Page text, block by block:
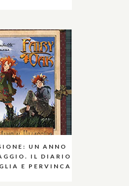
UN ANNO
IL DIARIO
E PERVINCA